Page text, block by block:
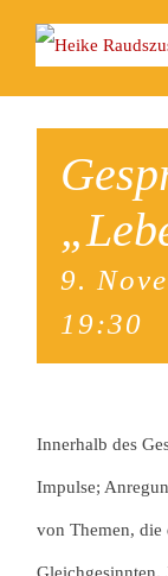
Inhalt
9.
19:30
Innerhalb des
Impulse;
von Themen, die